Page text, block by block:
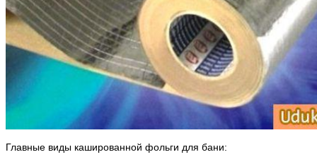
Главные виды кашированной фольги для бани: